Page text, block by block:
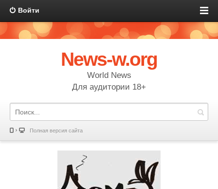
Войти
News-w.org
World News
Для аудитории 18+
Полная версия сайта